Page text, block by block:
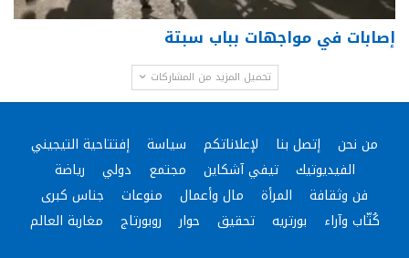
إصابات في مواجهات بباب سبتة
تحميل المزيد من المشاركات
من نحن إتصل بنا لإعلاناتكم سياسة
إفتتاحية التيجيني
الفيديوتيك
تيفي آشكاين مجتمع دولي
رياضة
فن وثقافة
المرأة مال وأعمال منوعات
جناس كبرى
كُتّاب وآراء
بورتريه تحقيق حوار روبورتاج مغاربة العالم